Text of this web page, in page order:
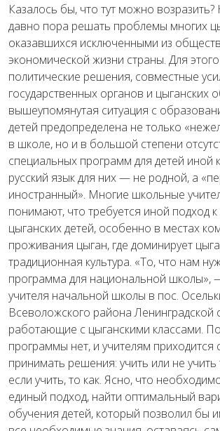
Казалось бы, что тут можно
давно пора решать проблемы многих
оказавшихся исключенными из
экономической жизни страны. Для
политические решения, совместные
государственных органов и цыганских
вышеупомянутая ситуация с
детей предопределена не только
в школе, но и в большой степени
специальных программ для детей иной
русский язык для них — не родной, а
иностранный». Многие школьные
понимают, что требуется иной подход
цыганских детей, особенно в местах
проживания цыган, где доминирует
традиционная культура. «То, что нам
программа для национальной школы»,
учителя начальной школы в пос.
Всеволожского района Ленинградской
работающие с цыганскими классами.
программы нет, и учителям приходится
принимать решения: учить или не учить
если учить, то как. Ясно, что
единый подход, найти оптимальный
обучения детей, который позволил бы